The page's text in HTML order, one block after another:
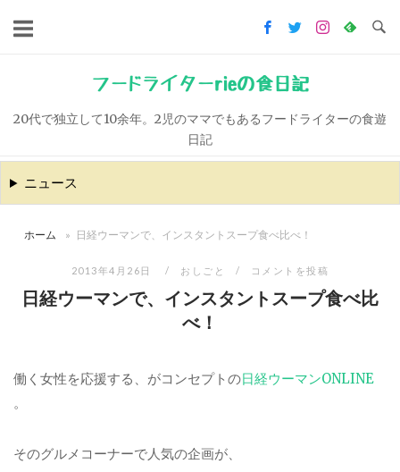
キ
ッ
フードライターrieの食日記
20代で独立して10余年。2児のママでもあるフードライターの食遊
日記
ニュース
ホーム » 日経ウーマンで、インスタントスープ食べ比べ！
2013年4月26日 おしごと コメントを投稿
日経ウーマンで、インスタントスープ食べ比
べ！
働く女性を応援する、がコンセプトの日経ウーマンONLINE
。
そのグルメコーナーで人気の企画が、